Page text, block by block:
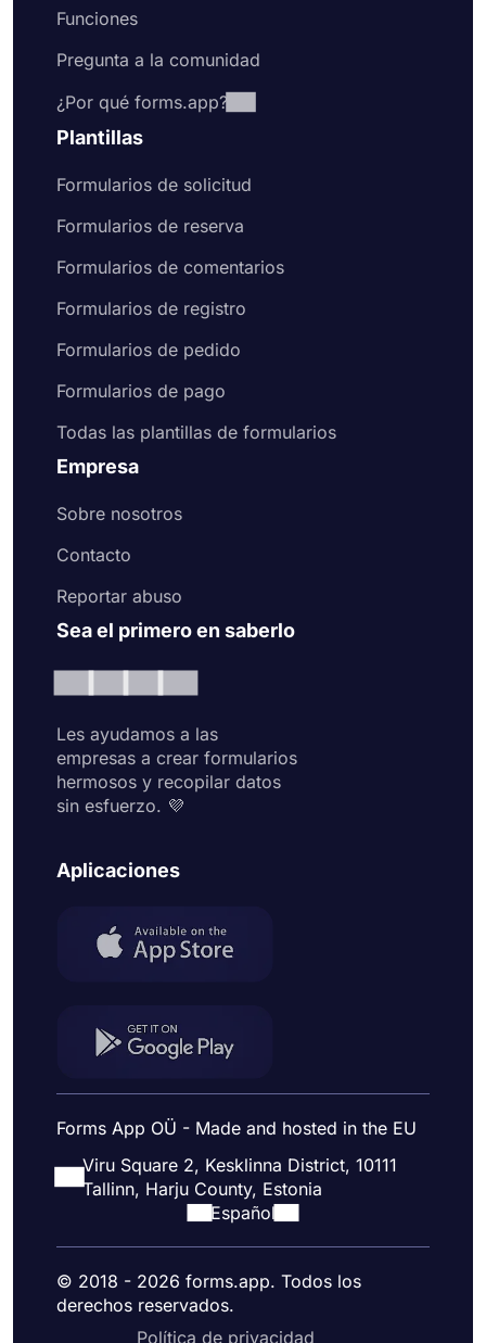
Funciones
Pregunta a la comunidad
¿Por qué forms.app?
Plantillas
Formularios de solicitud
Formularios de reserva
Formularios de comentarios
Formularios de registro
Formularios de pedido
Formularios de pago
Todas las plantillas de formularios
Empresa
Sobre nosotros
Contacto
Reportar abuso
Sea el primero en saberlo
Les ayudamos a las
empresas a crear formularios
hermosos y recopilar datos
sin esfuerzo. 💜
Aplicaciones
Forms App OÜ - Made and hosted in the EU
Viru Square 2, Kesklinna District, 10111
Tallinn, Harju County, Estonia
Español
© 2018 - 2026 forms.app. Todos los
derechos reservados.
Política de privacidad